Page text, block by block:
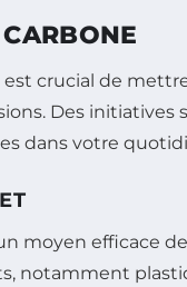
est crucial de
Des initiatives
dans votre
moyen efficace
notamment